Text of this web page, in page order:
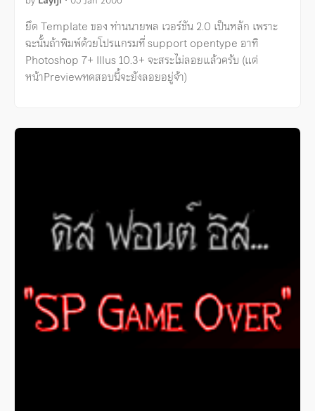
ยึด Template ของ ท่านนายพล เวอร์ชัน 2.0 เป็นหลัก เพราะ
ฉะนั้นถ้าพิมพ์ด้วยโปรแกรมที่ support opentype อาทิ
Photoshop 7+ Illus 10.3+ จะสระไม่ลอยแล้วครับ (แต่
หน้าPreviewทดสอบนี้จะยังลอยอยู่จ้า)